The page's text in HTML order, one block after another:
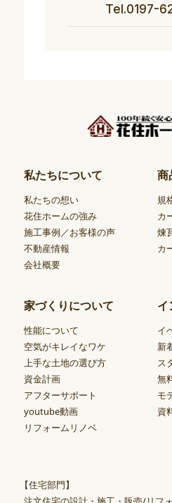
Tel.0197-
私たちについて
私たちの想い
花住ホームの強み
施工事例／お客様の声
不動産情報
会社概要
商
規
カ
煉
カ
家づくりについて
性能について
空気がキレイなワケ
上手な土地の選び方
資金計画
アフターサポート
youtube動画
リフォームリノベ
イ
イ
新
ス
無
モ
資
【住宅部門】